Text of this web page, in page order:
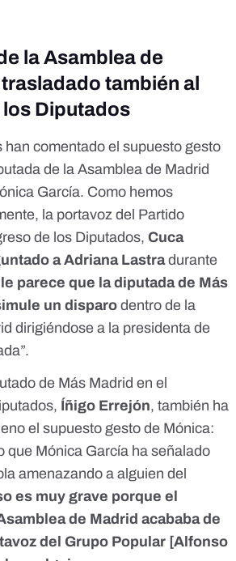
la Asamblea de
también al
Diputados
han comentado el supuesto gesto
de la Asamblea de Madrid
García. Como hemos
la portavoz del Partido
de los Diputados, Cuca
a Adriana Lastradurante
parece que la diputada de Más
un disparo dentro de la
dirigiéndose a la presidenta de
de Más Madrid en el
Íñigo Errejón, también ha
el supuesto gesto de Mónica:
que Mónica García ha señalado
amenazando a alguien del
es muy grave porque el
de Madrid acababa de
del Grupo Popular [Alfonso